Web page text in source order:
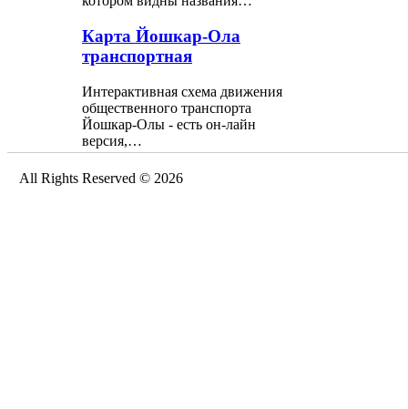
Карта Йошкар-Ола
транспортная
Интерактивная схема движения
общественного транспорта
Йошкар-Олы - есть он-лайн
версия,…
All Rights Reserved © 2026